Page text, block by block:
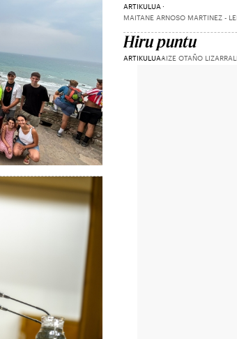
ARTIKULUA
MAITANE ARNOSO MARTINEZ -
Hiru puntu
ARTIKULUAAIZE OTAÑO